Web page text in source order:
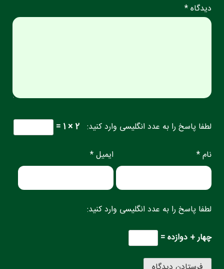
دیدگاه *
لطفا پاسخ را به عدد انگلیسی وارد کنید: 2 × 1 =
نام * ایمیل *
لطفا پاسخ را به عدد انگلیسی وارد کنید:
چهار + دوازده =